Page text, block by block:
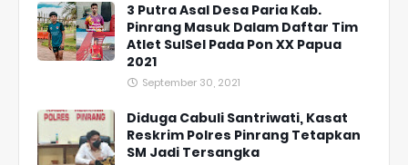
3 Putra Asal Desa Paria Kab.
Pinrang Masuk Dalam Daftar Tim
Atlet SulSel Pada Pon XX Papua
2021
September 30, 2021
Diduga Cabuli Santriwati, Kasat
Reskrim Polres Pinrang Tetapkan
SM Jadi Tersangka